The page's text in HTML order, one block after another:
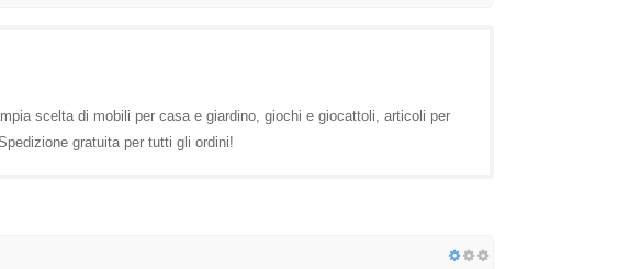
scelta di mobili per casa e giardino, giochi e giocattoli, articoli per
gratuita per tutti gli ordini!